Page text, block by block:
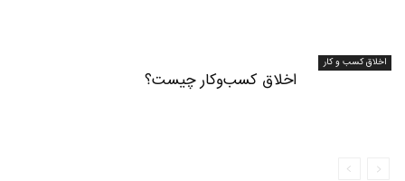
اخلاق کسب و کار
اخلاق کسب‌وکار چیست؟